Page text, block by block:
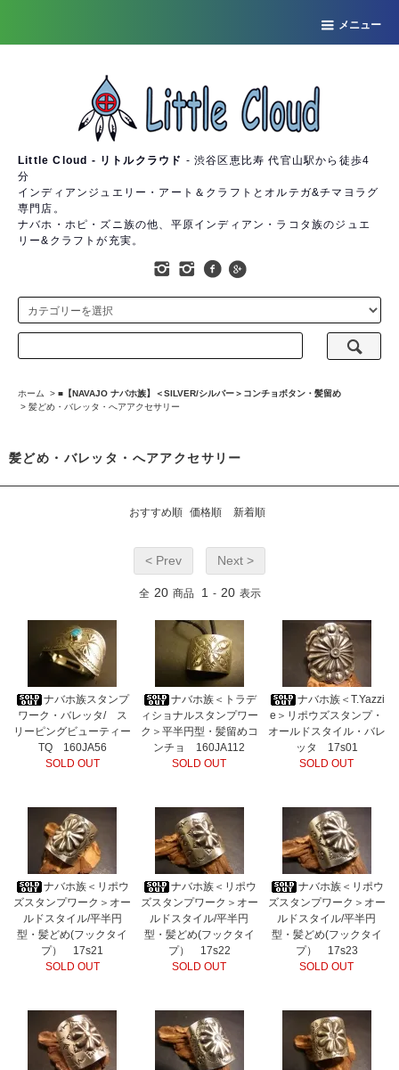
メニュー
Little Cloud - リトルクラウド - 渋谷区恵比寿 代官山駅から徒歩4
分
インディアンジュエリー・アート＆クラフトとオルテガ&チマヨラグ
専門店。
ナバホ・ホピ・ズニ族の他、平原インディアン・ラコタ族のジュエ
リー&クラフトが充実。
ホーム > ■【NAVAJO ナバホ族】＜SILVER/シルバー＞コンチョボタン・髪留め
> 髪どめ・バレッタ・へアアクセサリー
髪どめ・バレッタ・へアアクセサリー
おすすめ順 価格順 新着順
< Prev Next >
全 20 商品 1 - 20 表示
ナバホ族スタンプ
ワーク・バレッタ/ ス
リーピングビューティー
TQ 160JA56
SOLD OUT
ナバホ族＜トラデ
ィショナルスタンプワー
ク＞平半円型・髪留めコ
ンチョ 160JA112
SOLD OUT
ナバホ族＜T.Yazzi
e＞リポウズスタンプ・
オールドスタイル・バレ
ッタ 17s01
SOLD OUT
ナバホ族＜リポウ
ズスタンプワーク＞オー
ルドスタイル/平半円
型・髪どめ(フックタイ
プ） 17s21
SOLD OUT
ナバホ族＜リポウ
ズスタンプワーク＞オー
ルドスタイル/平半円
型・髪どめ(フックタイ
プ） 17s22
SOLD OUT
ナバホ族＜リポウ
ズスタンプワーク＞オー
ルドスタイル/平半円
型・髪どめ(フックタイ
プ） 17s23
SOLD OUT